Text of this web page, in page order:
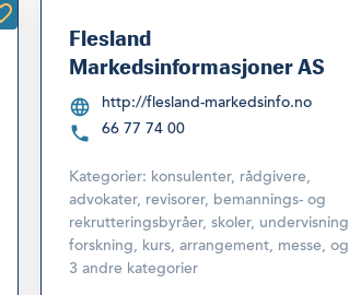
Flesland
Markedsinformasjoner AS
http://flesland-markedsinfo.no
66 77 74 00
Kategorier: konsulenter, rådgivere,
advokater, revisorer, bemannings- og
rekrutteringsbyråer,skoler, undervisning
forskning, kurs, arrangement, messe,og
3 andre kategorier